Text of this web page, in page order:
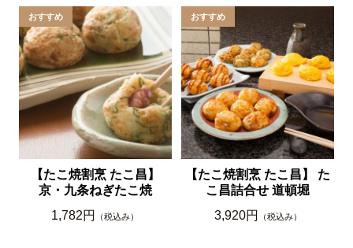
【たこ焼割烹 たこ昌】
京・九条ねぎたこ焼
1,782円
（税込み）
【たこ焼割烹 たこ昌】 た
こ昌詰合せ 道頓堀
3,920円
（税込み）